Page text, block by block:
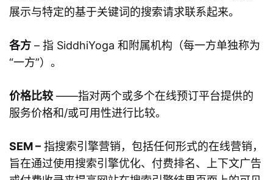
展示与特定的基于关键词的搜索请求联系起来。
各方 – 指 SiddhiYoga 和附属机构（每一方单独称为
“一方”）。
价格比较 ——指对两个或多个在线预订平台提供的
服务价格和/或可用性进行比较。
SEM – 指搜索引擎营销，包括任何形式的在线营销，
旨在通过使用搜索引擎优化、付费排名、上下文广告